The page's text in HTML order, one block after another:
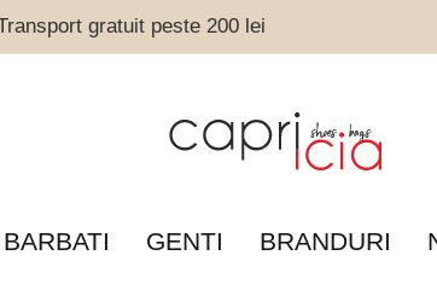
gratuit peste 200 lei
GENTI BRANDURI